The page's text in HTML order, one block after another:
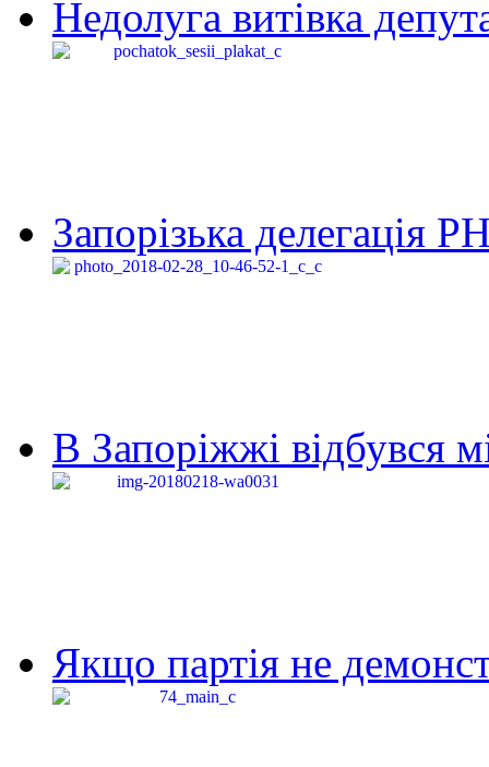
Недолуга витівка
Запорізька делегація
В Запоріжжі відбувся
Якщо партія не